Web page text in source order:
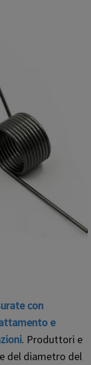
con
e
. Produttori e
del diametro del